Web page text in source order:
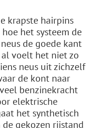
krapste hairpins
het systeem de
de goede kant
voelt het niet zo
neus uit zichzelf
de kont naar
benzinekracht
elektrische
het synthetisch
gekozen rijstand